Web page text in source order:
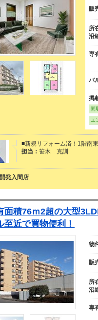
販
所
沿
専
バ
掲
間
エ
■新規リフォーム済！1階南
担当： 笹木 克訓
発入間店
積76ｍ2超の大型
至近で買物便利！
物
販
所
沿
専